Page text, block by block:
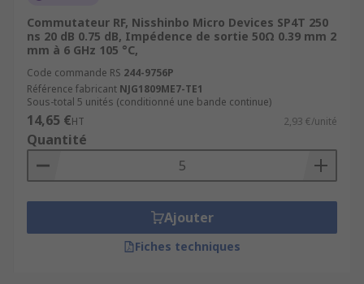
Commutateur RF, Nisshinbo Micro Devices SP4T 250
ns 20 dB 0.75 dB, Impédence de sortie 50Ω 0.39 mm 2
mm à 6 GHz 105 °C,
Code commande RS 244-9756P
Référence fabricant NJG1809ME7-TE1
Sous-total 5 unités (conditionné une bande continue)
14,65 €HT 2,93 €/unité
Quantité
Ajouter
Fiches techniques